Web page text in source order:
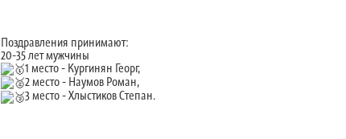
Поздравления принимают:
20-35 лет мужчины
1 место - Кургинян Георг,
2 место - Наумов Роман,
3 место - Хлыстиков Степан.